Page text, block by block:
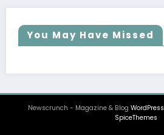
You May Have Missed
Newscrunch - Magazine & Blog WordPress
SpiceThemes